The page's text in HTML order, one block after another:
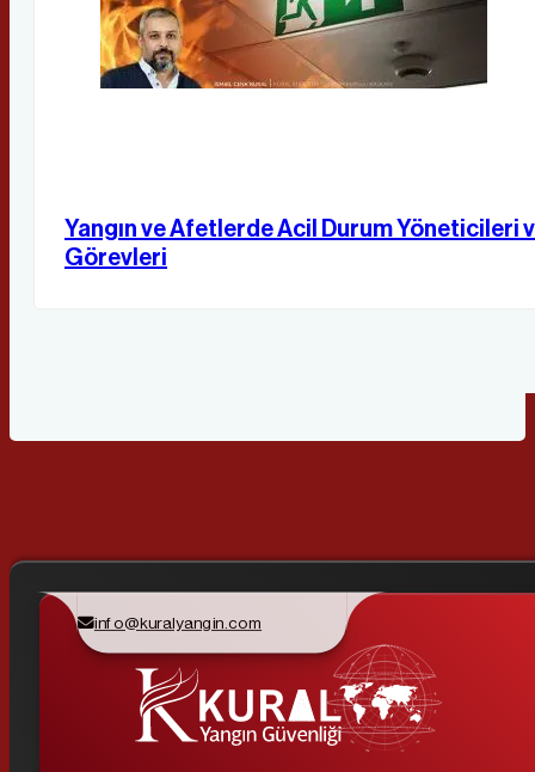
Yangın ve Afetlerde Acil Durum Yöneticileri
Görevleri
info@kuralyangin.com